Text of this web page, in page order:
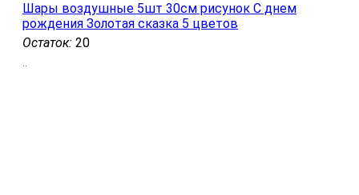
Остаток: 20
Шары воздушные 5шт 30см рисунок С днем
рождения Золотая сказка 5 цветов
..